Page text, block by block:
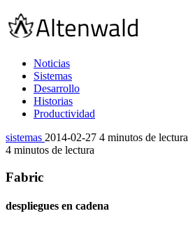
Noticias
Sistemas
Desarrollo
Historias
Productividad
sistemas 2014-02-27 4 minutos de lectura
4 minutos de lectura
Fabric
despliegues en cadena